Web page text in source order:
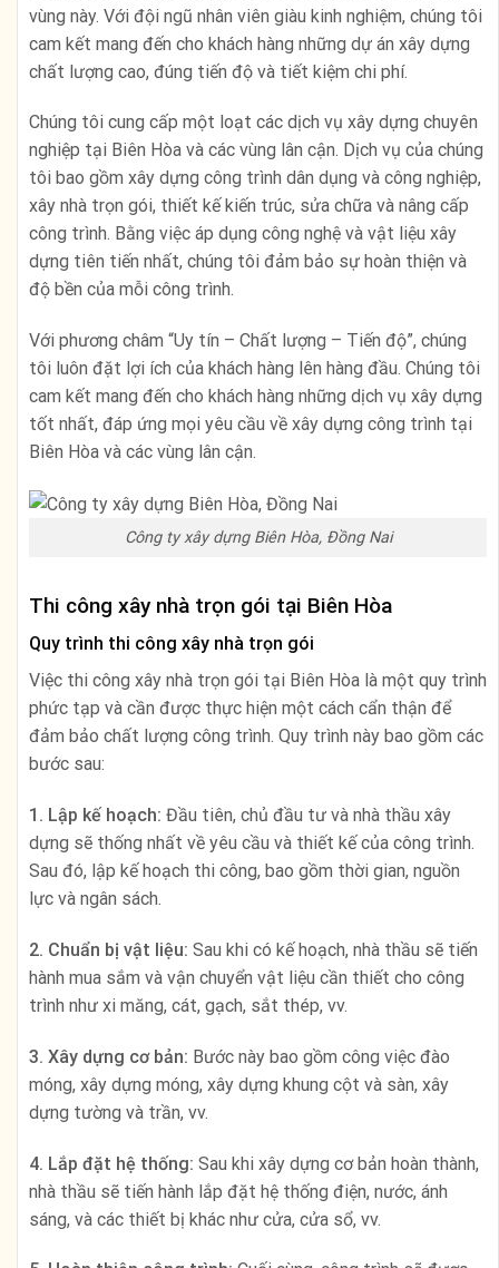
vùng này. Với đội ngũ nhân viên giàu kinh nghiệm, chúng tôi
cam kết mang đến cho khách hàng những dự án xây dựng
chất lượng cao, đúng tiến độ và tiết kiệm chi phí.
Chúng tôi cung cấp một loạt các dịch vụ xây dựng chuyên
nghiệp tại Biên Hòa và các vùng lân cận. Dịch vụ của chúng
tôi bao gồm xây dựng công trình dân dụng và công nghiệp,
xây nhà trọn gói, thiết kế kiến trúc, sửa chữa và nâng cấp
công trình. Bằng việc áp dụng công nghệ và vật liệu xây
dựng tiên tiến nhất, chúng tôi đảm bảo sự hoàn thiện và
độ bền của mỗi công trình.
Với phương châm “Uy tín – Chất lượng – Tiến độ”, chúng
tôi luôn đặt lợi ích của khách hàng lên hàng đầu. Chúng tôi
cam kết mang đến cho khách hàng những dịch vụ xây dựng
tốt nhất, đáp ứng mọi yêu cầu về xây dựng công trình tại
Biên Hòa và các vùng lân cận.
Công ty xây dựng Biên Hòa, Đồng Nai
Thi công xây nhà trọn gói tại Biên Hòa
Quy trình thi công xây nhà trọn gói
Việc thi công xây nhà trọn gói tại Biên Hòa là một quy trình
phức tạp và cần được thực hiện một cách cẩn thận để
đảm bảo chất lượng công trình. Quy trình này bao gồm các
bước sau:
1. Lập kế hoạch: Đầu tiên, chủ đầu tư và nhà thầu xây
dựng sẽ thống nhất về yêu cầu và thiết kế của công trình.
Sau đó, lập kế hoạch thi công, bao gồm thời gian, nguồn
lực và ngân sách.
2. Chuẩn bị vật liệu: Sau khi có kế hoạch, nhà thầu sẽ tiến
hành mua sắm và vận chuyển vật liệu cần thiết cho công
trình như xi măng, cát, gạch, sắt thép, vv.
3. Xây dựng cơ bản: Bước này bao gồm công việc đào
móng, xây dựng móng, xây dựng khung cột và sàn, xây
dựng tường và trần, vv.
4. Lắp đặt hệ thống: Sau khi xây dựng cơ bản hoàn thành,
nhà thầu sẽ tiến hành lắp đặt hệ thống điện, nước, ánh
sáng, và các thiết bị khác như cửa, cửa sổ, vv.